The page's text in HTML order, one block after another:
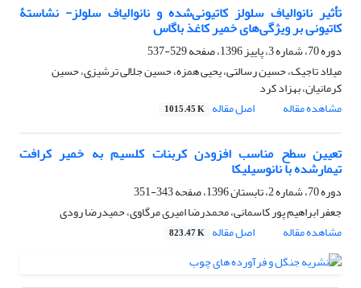
تأثیر نانوالیاف سلولز کاتیونی‌شده و نانوالیاف سلولز- نشاستۀ
کاتیونی بر ویژگی‌های خمیر کاغذ باگاس
دوره 70، شماره 3، پاییز 1396، صفحه
529-537
میلاد تاجیک، حسین رسالتی، یحیی همزه، حسین جلالی ترشیزی، حسین
کرمانیان، بهزاد کرد
مشاهده مقاله
اصل مقاله 1015.45 K
تعیین سطح مناسب افزودن کربنات کلسیم به خمیر کرافت
تیمارشده با نانوسیلیکا
دوره 70، شماره 2، تابستان 1396، صفحه
343-351
جعفر ابراهیم پور کاسمانی، محمدرضا امیری مرگاوی، حمیدرضا رودی
مشاهده مقاله
اصل مقاله 823.47 K